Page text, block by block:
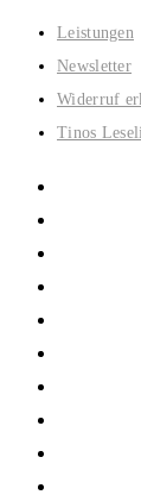
Zum
Inhalt
springen
Leistungen
Newsletter
Widerruf
Tinos